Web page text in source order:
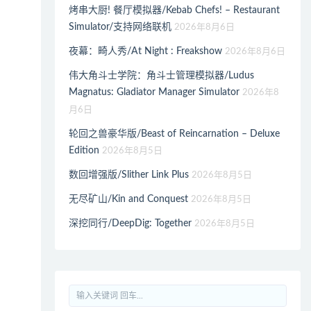
烤串大厨! 餐厅模拟器/Kebab Chefs! – Restaurant
Simulator/支持网络联机 2026年8月6日
夜幕：畸人秀/At Night : Freakshow 2026年8月6日
伟大角斗士学院：角斗士管理模拟器/Ludus
Magnatus: Gladiator Manager Simulator 2026年8
月6日
轮回之兽豪华版/Beast of Reincarnation – Deluxe
Edition 2026年8月5日
数回增强版/Slither Link Plus 2026年8月5日
无尽矿山/Kin and Conquest 2026年8月5日
深挖同行/DeepDig: Together 2026年8月5日